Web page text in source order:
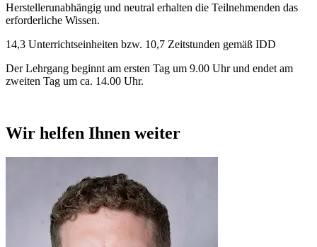
Herstellerunabhängig und neutral erhalten die Teilnehmenden das
erforderliche Wissen.
14,3 Unterrichtseinheiten bzw. 10,7 Zeitstunden gemäß IDD
Der Lehrgang beginnt am ersten Tag um 9.00 Uhr und endet am
zweiten Tag um ca. 14.00 Uhr.
Wir helfen Ihnen weiter